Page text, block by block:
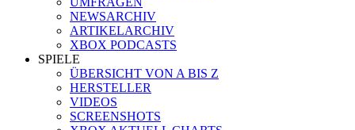
NEWSARCHIV
ARTIKELARCHIV
XBOX PODCASTS
SPIELE
ÜBERSICHT VON A BIS Z
HERSTELLER
VIDEOS
SCREENSHOTS